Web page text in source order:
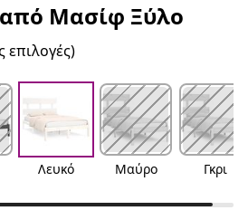
από Μασίφ Ξύλο
επιλογές)
Λευκό Μαύρο Γκρι